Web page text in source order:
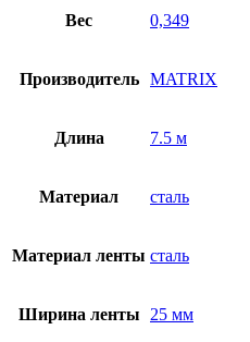
Вес 0,349
Производитель MATRIX
Длина 7.5 м
Материал сталь
Материал ленты сталь
Ширина ленты 25 мм